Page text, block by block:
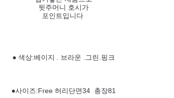
뒷주머니 호시가
포인트입니다
● 색상:베이지 . 브라운 .그린.핑크
●사이즈:Free 허리단면34 총장81